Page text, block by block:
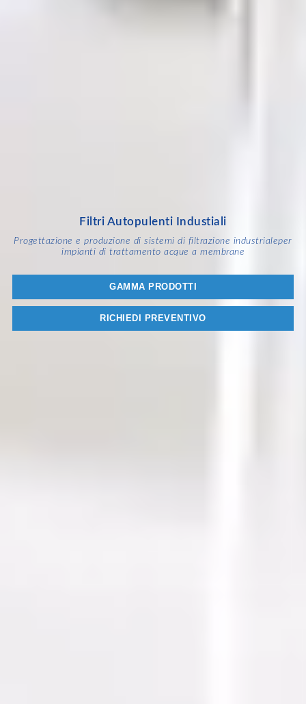
Filtri Autopulenti Industiali
Progettazione e produzione di sistemi di filtrazione industrialeper
impianti di trattamento acque a membrane
GAMMA PRODOTTI
RICHIEDI PREVENTIVO